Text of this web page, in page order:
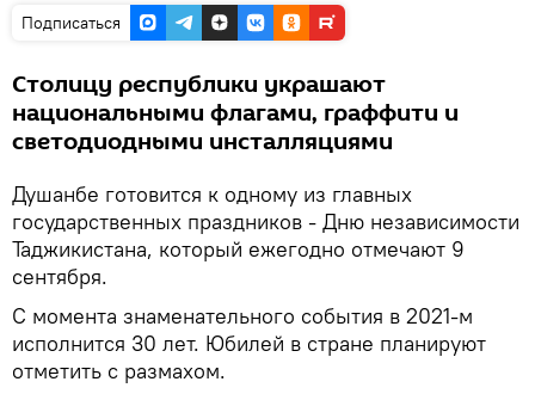
Подписаться
Столицу республики украшают
национальными флагами, граффити и
светодиодными инсталляциями
Душанбе готовится к одному из главных
государственных праздников - Дню независимости
Таджикистана, который ежегодно отмечают 9
сентября.
С момента знаменательного события в 2021-м
исполнится 30 лет. Юбилей в стране планируют
отметить с размахом.